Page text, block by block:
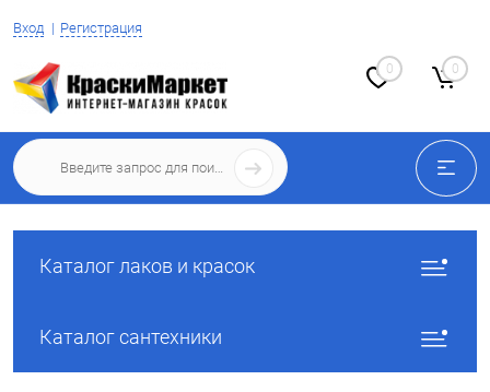
Вход Регистрация
0 0
Каталог лаков и красок
Каталог сантехники